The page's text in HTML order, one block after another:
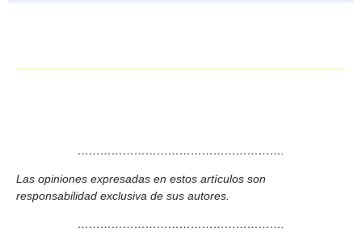
……………………………………………….
Las opiniones expresadas en estos artículos son
responsabilidad exclusiva de sus autores.
……………………………………………….